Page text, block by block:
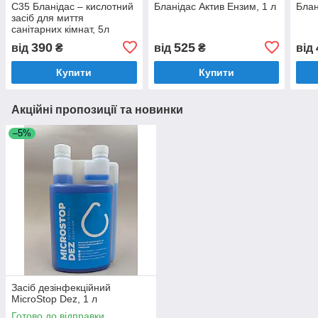
С35 Бланідас – кислотний
засіб для миття
санітарних кімнат, 5л
від 390 ₴
Купити
Бланідас Актив Ензим, 1 л
від 525₴
Купити
від
Акційні пропозиції та новинки
–5%
Засіб дезінфекційний
MicroStop Dez, 1 л